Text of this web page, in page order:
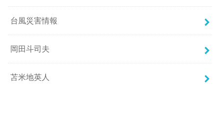
台風災害情報
岡田斗司夫
苫米地英人